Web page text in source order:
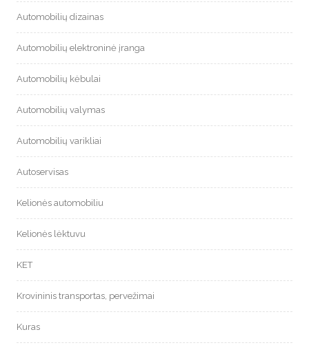
Automobilių dizainas
Automobilių elektroninė įranga
Automobilių kėbulai
Automobilių valymas
Automobilių varikliai
Autoservisas
Kelionės automobiliu
Kelionės lėktuvu
KET
Krovininis transportas, pervežimai
Kuras